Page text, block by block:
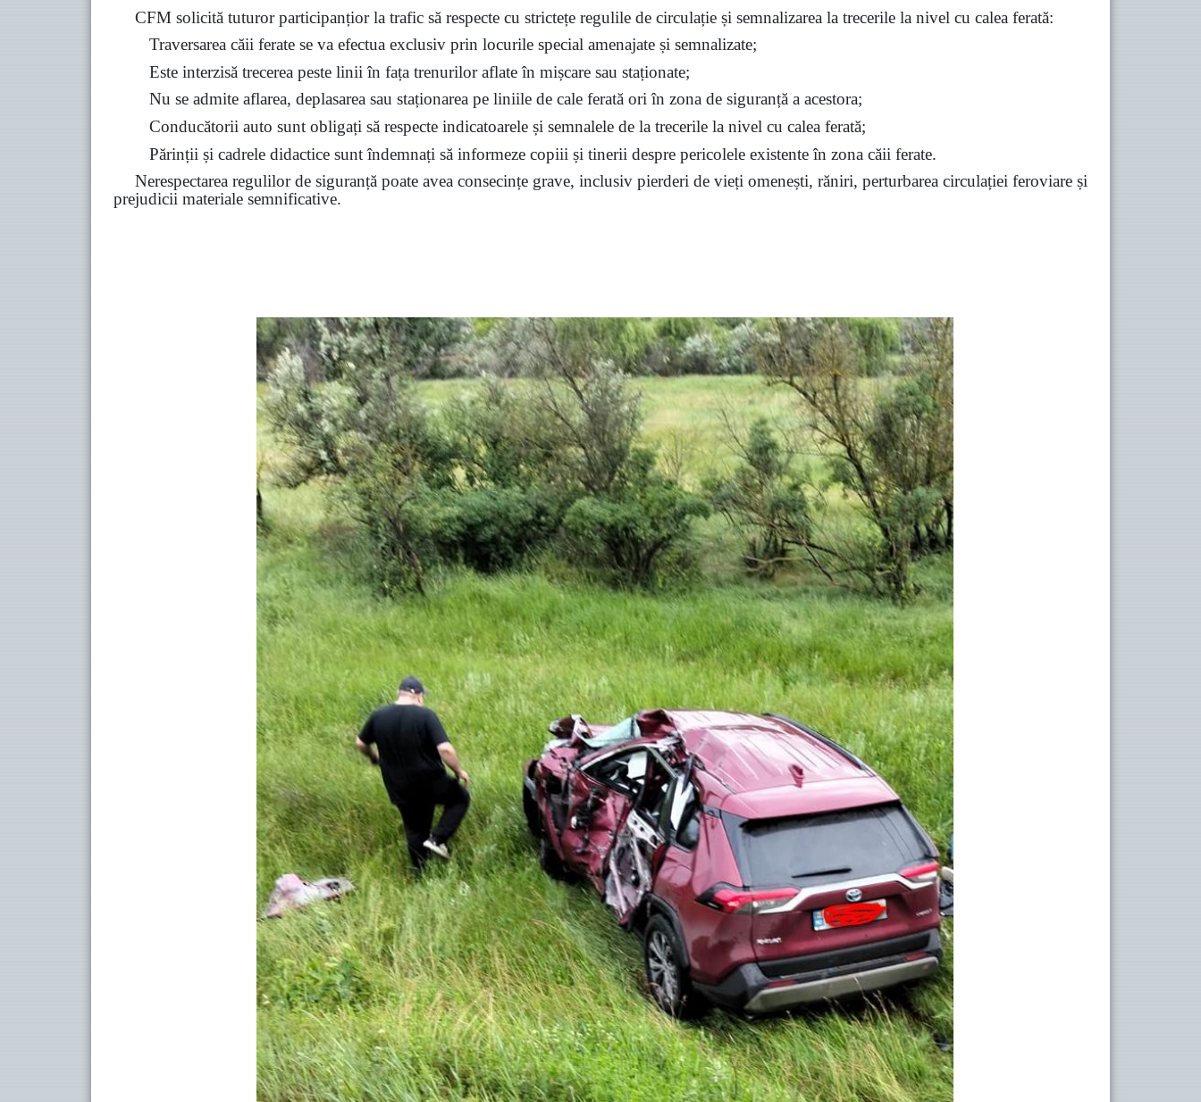
CFM solicită tuturor participanțior la trafic să respecte cu strictețe regulile de circulație și semnalizarea la trecerile la nivel cu calea ferată:
Traversarea căii ferate se va efectua exclusiv prin locurile special amenajate și semnalizate;
Este interzisă trecerea peste linii în fața trenurilor aflate în mișcare sau staționate;
Nu se admite aflarea, deplasarea sau staționarea pe liniile de cale ferată ori în zona de siguranță a acestora;
Conducătorii auto sunt obligați să respecte indicatoarele și semnalele de la trecerile la nivel cu calea ferată;
Părinții și cadrele didactice sunt îndemnați să informeze copiii și tinerii despre pericolele existente în zona căii ferate.
Nerespectarea regulilor de siguranță poate avea consecințe grave, inclusiv pierderi de vieți omenești, răniri, perturbarea circulației feroviare și
prejudicii materiale semnificative.